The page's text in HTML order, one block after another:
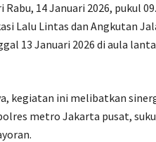
Rabu, 14 Januari 2026, pukul
Lalu Lintas dan Angkutan
13 Januari 2026 di aula
kegiatan ini melibatkan
metro Jakarta pusat,